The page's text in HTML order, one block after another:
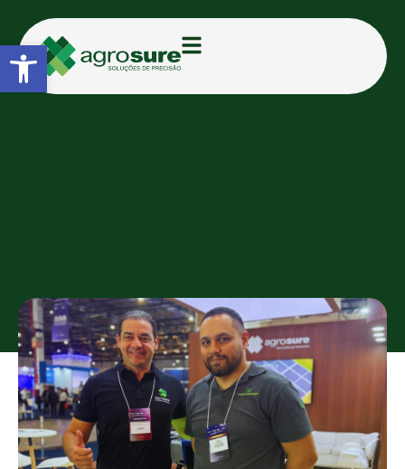
Abrir a barra de ferramentas